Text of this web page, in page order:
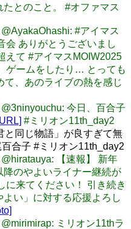
とのこと。 #オファマス
@AyakaOhashi: #アイマス
会 ありがとうございまし
えて #アイマスMOIW2025
ゲームをしたり… とっても
て、あのライブの熱を感じ
@3ninyouchu: 今日、百合子
#ミリオン11th_day2
と同じ物語」が良すぎて無
合子 #ミリオン11th_day2
@hiratauya: 【速報】 新年
のやよいライナー継続が
に来てください！ 引き続き
よい」に対する応援よろし
@mirimirap: ミリオン11thラ